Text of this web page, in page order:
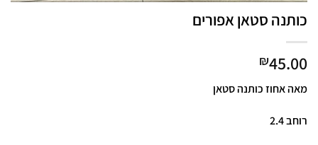
כותנה סטאן אפורים
₪45.00
מאה אחוז כותנה סטאן
רוחב 2.4